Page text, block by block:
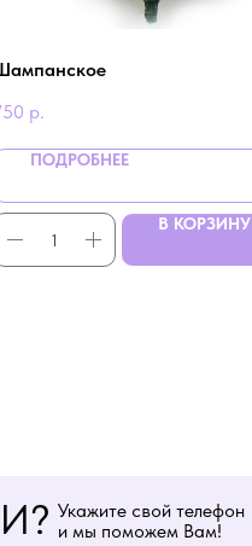
р.
ПОДРОБНЕЕ
В КОРЗИНУ
Укажите свой телефон
и мы поможем Вам!